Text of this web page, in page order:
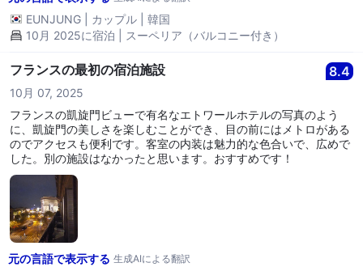
EUNJUNG カップル
韓国
10月 2025に宿泊 | スーペリア（バルコニー付き）
フランスの最初の宿泊施設 8.4
10月 07, 2025
フランスの凱旋門ビューで有名なエトワールホテルの写真のよう
に、凱旋門の美しさを楽しむことができ、目の前にはメトロがある
のでアクセスも便利です。客室の内装は魅力的な色合いで、広めで
した。別の施設はなかったと思います。おすすめです！
元の言語で表示する 生成AIによる翻訳